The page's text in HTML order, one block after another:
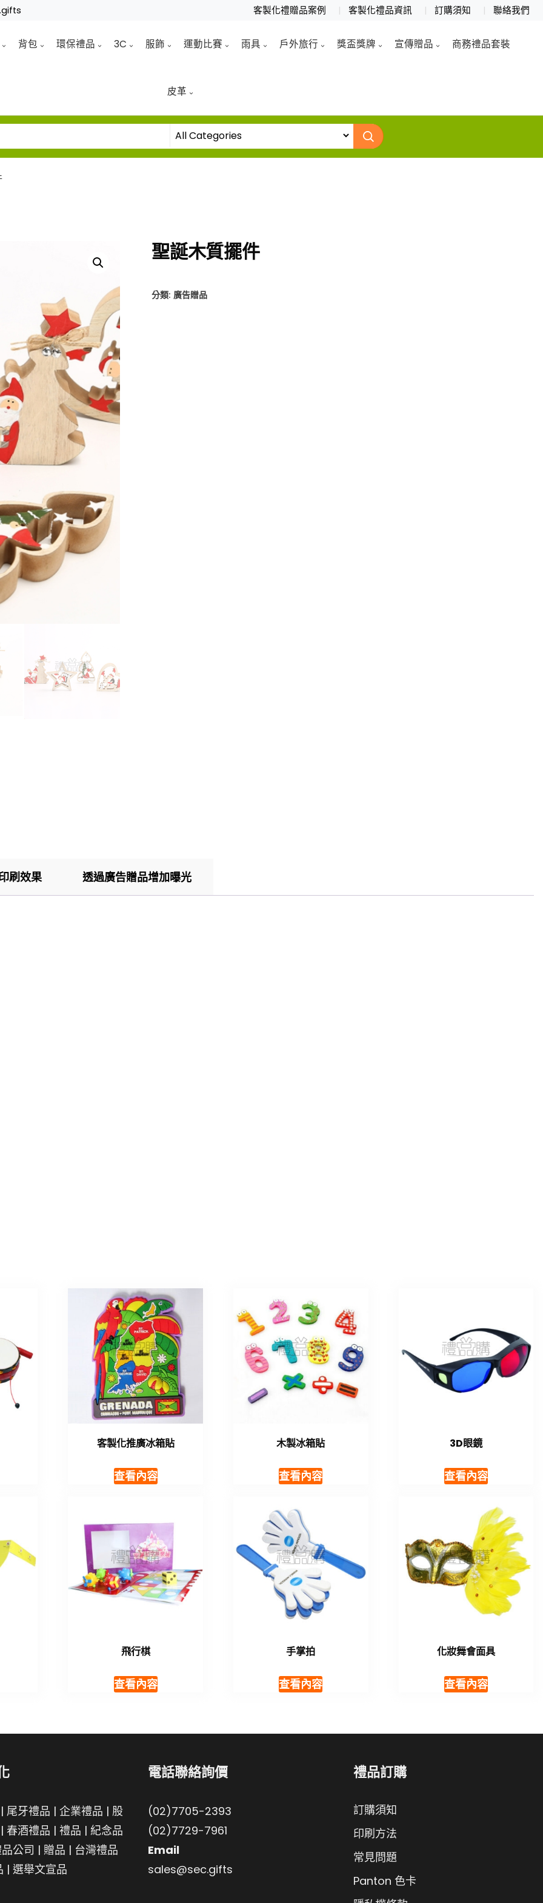
客製化禮贈品案例 客製化禮品資訊 訂購須知 聯絡我們
背包 環保禮品 3C 服飾 運動比賽 雨具 戶外旅行 獎盃獎牌 宣傳贈品 商務禮品套裝
皮革
聖誕木質擺件
分類: 廣告贈品
刷效果 透過廣告贈品增加曝光
客製化推廣冰箱貼
查看內容
木製冰箱貼
查看內容
3D眼鏡
查看內容
飛行棋
查看內容
手掌拍
查看內容
化妝舞會面具
查看內容
尾牙禮品 | 企業禮品 | 股
春酒禮品 | 禮品 | 紀念品
公司 | 贈品 | 台灣禮品
| 選舉文宣品
電話聯絡詢價
(02)7705-2393
(02)7729-7961
Email
sales@sec.gifts
禮品訂購
訂購須知
印刷方法
常見問題
Panton 色卡